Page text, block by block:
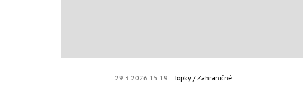
29.3.2026 15:19 Topky Zahraničné